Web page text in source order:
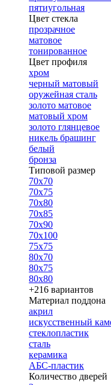
пятиугольная
Цвет стекла
прозрачное
матовое
тонированное
Цвет профиля
хром
черный матовый
оружейная сталь
золото матовое
матовый хром
золото глянцевое
никель брашинг
белый
бронза
Типовой размер
70х70
70х75
70х80
70х85
70х90
70х100
75х75
80х70
80х75
80х80
+216 вариантов
Материал поддона
акрил
искусственный
стеклопластик
сталь
керамика
АБС-пластик
Количество дверей